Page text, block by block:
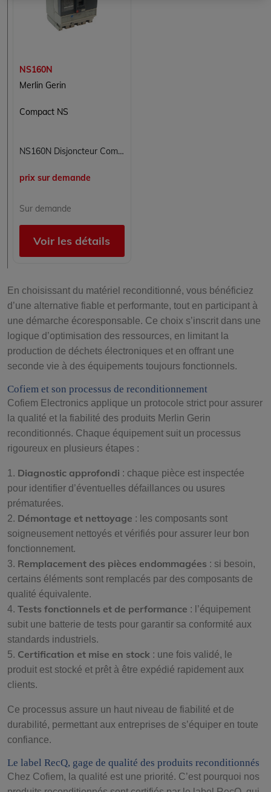
NS160N
Merlin Gerin
Compact NS
NS160N Disjoncteur Compact NS Merlin Gerin
prix sur demande
Sur demande
Voir les détails
En choisissant du matériel reconditionné, vous bénéficiez
d’une alternative fiable et performante, tout en participant à
une démarche écoresponsable. Ce choix s’inscrit dans une
logique d’optimisation des ressources, en limitant la
production de déchets électroniques et en offrant une
seconde vie à des équipements toujours fonctionnels.
Cofiem et son processus de reconditionnement
Cofiem Electronics applique un protocole strict pour assurer
la qualité et la fiabilité des produits Merlin Gerin
reconditionnés. Chaque équipement suit un processus
rigoureux en plusieurs étapes :
1. Diagnostic approfondi : chaque pièce est inspectée
pour identifier d’éventuelles défaillances ou usures
prématurées.
2. Démontage et nettoyage : les composants sont
soigneusement nettoyés et vérifiés pour assurer leur bon
fonctionnement.
3. Remplacement des pièces endommagées : si besoin,
certains éléments sont remplacés par des composants de
qualité équivalente.
4. Tests fonctionnels et de performance : l’équipement
subit une batterie de tests pour garantir sa conformité aux
standards industriels.
5. Certification et mise en stock : une fois validé, le
produit est stocké et prêt à être expédié rapidement aux
clients.
Ce processus assure un haut niveau de fiabilité et de
durabilité, permettant aux entreprises de s’équiper en toute
confiance.
Le label RecQ, gage de qualité des produits reconditionnés
Chez Cofiem, la qualité est une priorité. C’est pourquoi nos